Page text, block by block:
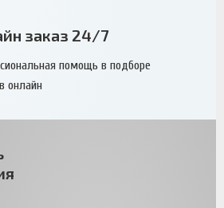
заказ 24/7
помощь в подборе
онлайн